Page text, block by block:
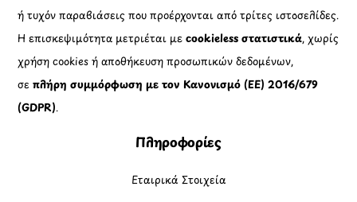
ή τυχόν παραβιάσεις που προέρχονται από τρίτες ιστοσελίδες.
Η επισκεψιμότητα μετριέται μεcookieless στατιστικά, χωρίς
χρήση cookies ή αποθήκευση προσωπικών δεδομένων,
σεπλήρη συμμόρφωση με τον Κανονισμό (ΕΕ) 2016/679
(GDPR).
Πληροφορίες
Εταιρικά Στοιχεία